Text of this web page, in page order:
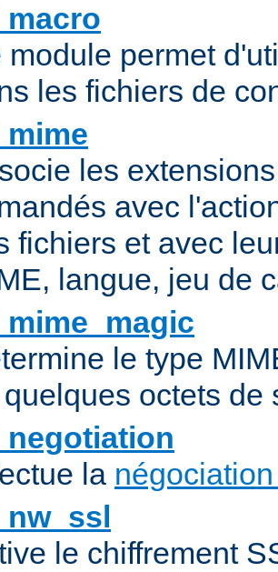
module permet
les fichiers de
les
avec
fichiers et avec
langue, jeu de
le type
octets de
la
le chiffrement